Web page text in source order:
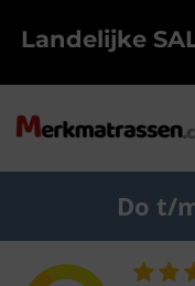
Landelijke
Do t/